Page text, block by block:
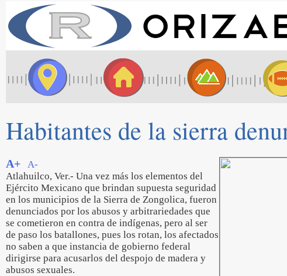
Habitantes de la sierra
A+
A-
Atlahuilco, Ver.- Una vez más los elementos del
Ejército Mexicano que brindan supuesta seguridad
en los municipios de la Sierra de Zongolica, fueron
denunciados por los abusos y arbitrariedades que
se cometieron en contra de indígenas, pero al ser
de paso los batallones, pues los rotan, los afectados
no saben a que instancia de gobierno federal
dirigirse para acusarlos del despojo de madera y
abusos sexuales.